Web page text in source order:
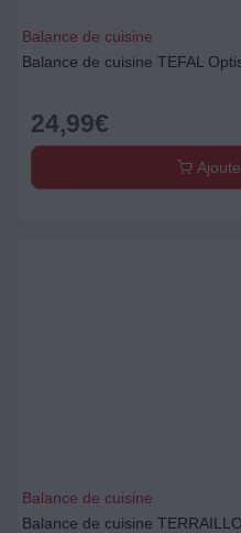
Balance de cuisine
Balance de cuisine TEFAL
24,99€
Balance de cuisine
Balance de cuisine